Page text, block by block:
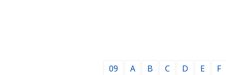
09 A B C D E F